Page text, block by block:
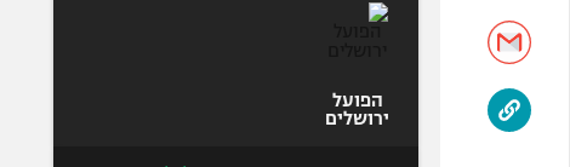
הפועל
ירושלים